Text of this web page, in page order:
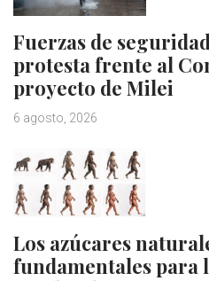
Fuerzas de
protesta frente al
proyecto de Milei
6 agosto, 2026
Los azúcares
fundamentales para